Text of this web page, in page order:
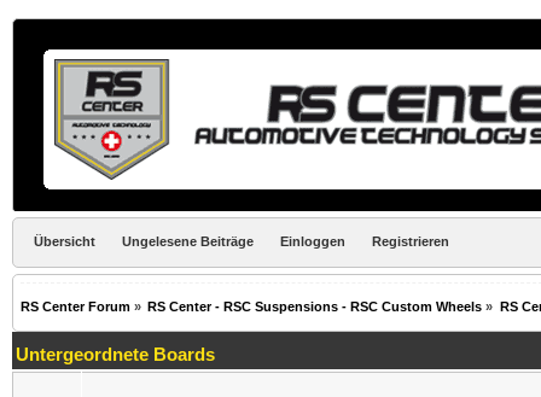
Übersicht Ungelesene Beiträge Einloggen Registrieren
RS Center Forum » RS Center - RSC Suspensions - RSC Custom Wheels » RS
Untergeordnete Boards